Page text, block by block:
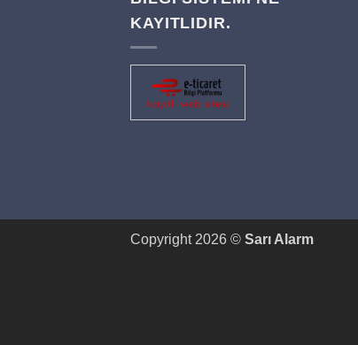
KAYITLIDIR.
Copyright 2026 © Sarı Alarm